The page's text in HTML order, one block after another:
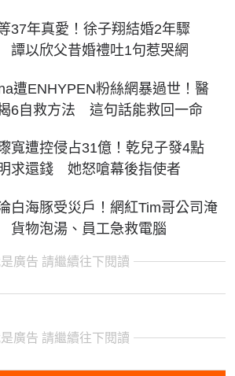
37年真愛！徐子翔結婚2年驟
以欣父昔婚禮吐1句惹哭網
遭ENHYPEN粉絲網暴過世！醫
6自救方法 這句話能救回一命
寬遭控侵占31億！乾兒子發4點
求還錢 她怒嗆幕後指使者
白海豚受災戶！網紅Tim哥公司淹
物泡湯、員工急救電腦
廣告 請繼續往下閱讀
廣告 請繼續往下閱讀